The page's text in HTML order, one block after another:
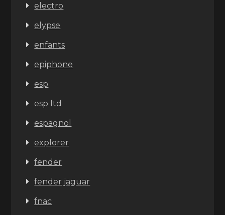
electro
elypse
enfants
epiphone
esp
esp ltd
espagnol
explorer
fender
fender jaguar
fnac